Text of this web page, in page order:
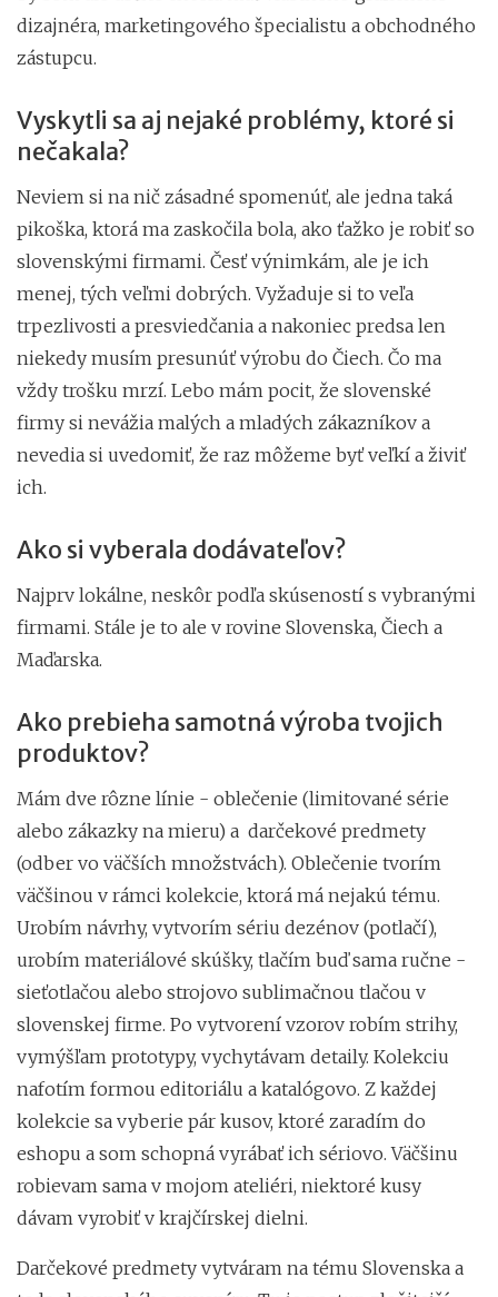
dizajnéra, marketingového špecialistu a obchodného
zástupcu.
Vyskytli sa aj nejaké problémy, ktoré si
nečakala?
Neviem si na nič zásadné spomenúť, ale jedna taká
pikoška, ktorá ma zaskočila bola, ako ťažko je robiť so
slovenskými firmami. Česť výnimkám, ale je ich
menej, tých veľmi dobrých. Vyžaduje si to veľa
trpezlivosti a presviedčania a nakoniec predsa len
niekedy musím presunúť výrobu do Čiech. Čo ma
vždy trošku mrzí. Lebo mám pocit, že slovenské
firmy si nevážia malých a mladých zákazníkov a
nevedia si uvedomiť, že raz môžeme byť veľkí a živiť
ich.
Ako si vyberala dodávateľov?
Najprv lokálne, neskôr podľa skúseností s vybranými
firmami. Stále je to ale v rovine Slovenska, Čiech a
Maďarska.
Ako prebieha samotná výroba tvojich
produktov?
Mám dve rôzne línie - oblečenie (limitované série
alebo zákazky na mieru) a darčekové predmety
(odber vo väčších množstvách). Oblečenie tvorím
väčšinou v rámci kolekcie, ktorá má nejakú tému.
Urobím návrhy, vytvorím sériu dezénov (potlačí),
urobím materiálové skúšky, tlačím buď sama ručne -
sieťotlačou alebo strojovo sublimačnou tlačou v
slovenskej firme. Po vytvorení vzorov robím strihy,
vymýšľam prototypy, vychytávam detaily. Kolekciu
nafotím formou editoriálu a katalógovo. Z každej
kolekcie sa vyberie pár kusov, ktoré zaradím do
eshopu a som schopná vyrábať ich sériovo. Väčšinu
robievam sama v mojom ateliéri, niektoré kusy
dávam vyrobiť v krajčírskej dielni.
Darčekové predmety vytváram na tému Slovenska a